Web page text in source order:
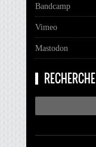
Bandcamp
Vimeo
Mastodon
RECHERCHE